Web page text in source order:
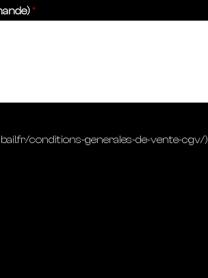
*
conditions-generales-de-vente-cgv/)